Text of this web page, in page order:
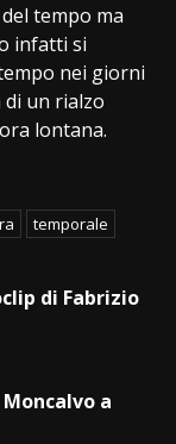
tempo ma
infatti si
nei giorni
di un rialzo
lontana.
temporale
di Fabrizio
a